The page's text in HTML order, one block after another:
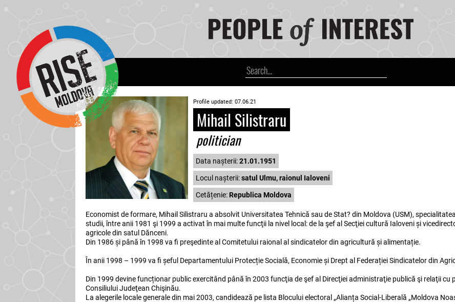
Profile updated: 07.06.21
Mihail Silistraru
politician
Data nașterii:21.01.1951
Locul nașterii:satul Ulmu, raionul Ialoveni
Cetățenie: Republica Moldova
Economist de formare, Mihail Silistraru a absolvit Universitatea Tehnică sau de Stat? din Moldova (USM),
studii, între anii 1981 şi 1999 a activat în mai multe funcţii la nivel local: de la şef al Secţiei cultură Ialoveni și
agricole din satul Dănceni.
Din 1986 și până în 1998 va fi preşedinte al Comitetului raional al sindicatelor din agricultură și alimentație.
În anii 1998 – 1999 va fi șeful Departamentului Protecție Socială, Economie și Drept al Federației Sindicatelor din
Din 1999 devine funcționar public exercitând până în 2003 funcţia de şef al Direcţiei administraţie publică şi relaţii cu
Consiliului Judeţean Chişinău.
La alegerile locale generale din mai 2003, candidează pe lista Blocului electoral „Alianța Social-Liberală „Moldova